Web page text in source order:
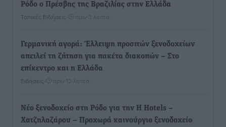
Ρόδο ο Πρέσβης της Βραζιλίας στην Ελλάδα
Τοπικές Ειδήσεις πριν 3 λεπτά
Γερμανική αγορά: Έλλειψη προσιτών ξενοδοχείων
απειλεί τη ζήτηση για πακέτα διακοπών – Στο
επίκεντρο και η Ελλάδα
Ειδήσεις πριν 12 λεπτά
Νέο ξενοδοχείο στη Ρόδο για την H Hotels –
Χατζηλαζάρου – Προχωρά καινούργιο ξενοδοχείο